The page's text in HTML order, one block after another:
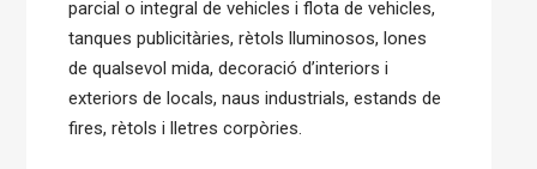
parcial o integral de vehicles i flota de vehicles,
tanques publicitàries, rètols lluminosos, lones
de qualsevol mida, decoració d’interiors i
exteriors de locals, naus industrials, estands de
fires, rètols i lletres corpòries.